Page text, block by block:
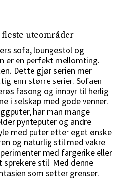
uteområder
sofa, loungestol og
er en perfekt mellomting.
Dette gjør serien mer
enn større serier. Sofaen
fasong og innbyr til herlig
i selskap med gode venner.
har man mange
pynteputer og andre
med puter etter eget ønske
og naturlig stil med vakre
med fargerike eller
stil. Med denne
som setter grenser.